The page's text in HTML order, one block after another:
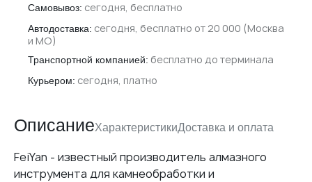
Самовывоз: сегодня, бесплатно
Автодоставка: сегодня, бесплатно от 20 000 (Москва
и МО)
Транспортной компанией: бесплатно до терминала
Курьером: сегодня, платно
ОписаниеХарактеристикиДоставка и оплата
FeiYan - известный производитель алмазного
инструмента для камнеобработки и
Доставка